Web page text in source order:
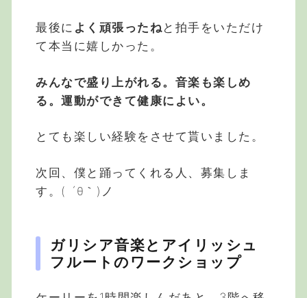
最後に よく頑張ったねと拍手をいただけ
て本当に嬉しかった。
みんなで盛り上がれる。音楽も楽しめ
る。運動ができて健康によい。
とても楽しい経験をさせて貰いました。
次回、僕と踊ってくれる人、募集しま
す。( ´θ｀)ノ
ガリシア音楽とアイリッシュ
フルートのワークショップ